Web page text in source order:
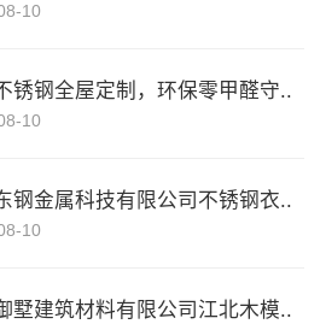
10
锈钢全屋定制，环保零甲醛守..
10
钢金属科技有限公司不锈钢衣..
10
墅建筑材料有限公司江北木模..